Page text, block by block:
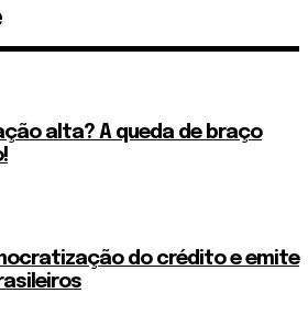
alta? A queda de braço
do crédito e emite